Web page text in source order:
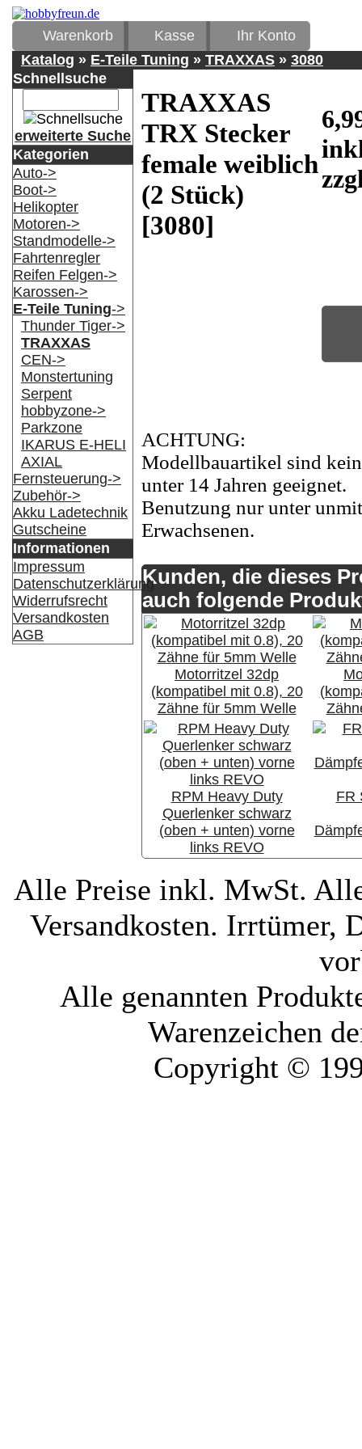
Warenkorb Kasse
Ihr Konto
Katalog » E-Teile Tuning » TRAXXAS » 3080
TRAXXAS
TRX Stecker
female weiblich
(2 Stück)
[3080]
ACHTUNG:
Modellbauartikel sind
unter 14 Jahren geeignet.
Benutzung nur unter
Erwachsenen.
Kunden, die dieses
auch folgende
Motorritzel 32dp
(kompatibel mit 0.8), 20
Zähne für 5mm Welle
RPM Heavy Duty
Querlenker schwarz
(oben + unten) vorne
links REVO
FR
Schnellsuche
erweiterte Suche
Kategorien
Auto->
Boot->
Helikopter
Motoren->
Standmodelle->
Fahrtenregler
Reifen Felgen->
Karossen->
E-Teile Tuning->
Thunder Tiger->
TRAXXAS
CEN->
Monstertuning
Serpent
hobbyzone->
Parkzone
IKARUS E-HELI
AXIAL
Fernsteuerung->
Zubehör->
Akku Ladetechnik
Gutscheine
Informationen
Impressum
Datenschutzerklärung
Widerrufsrecht
Versandkosten
AGB
Alle Preise inkl. MwSt.
Versandkosten. Irrtümer,
Alle genannten
Warenzeichen
Copyright ©